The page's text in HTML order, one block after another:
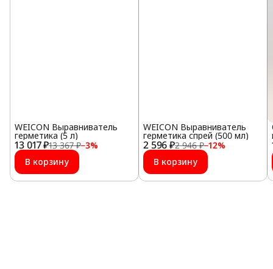
13 017 ₽13 367 ₽−3%
WEICON Выравниватель
герметика (5 л)
В корзину
2 596 ₽2 946 ₽−12%
WEICON Выравниватель
герметика спрей (500 мл)
В корзину